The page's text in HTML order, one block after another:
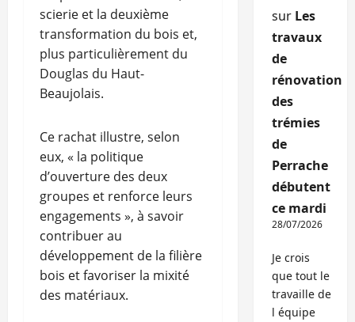
scierie et la deuxième
transformation du bois et,
plus particulièrement du
Douglas du Haut-
Beaujolais.
Ce rachat illustre, selon
eux, « la politique
d’ouverture des deux
groupes et renforce leurs
engagements », à savoir
contribuer au
développement de la filière
bois et favoriser la mixité
des matériaux.
sur Les
travaux
de
rénovation
des
trémies
de
Perrache
débutent
ce mardi
28/07/2026
Je crois
que tout le
travaille de
l équipe